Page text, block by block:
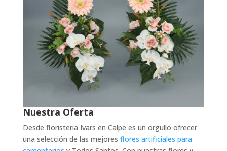
Nuestra Oferta
Desde floristeria Ivars en Calpe es un orgullo ofrecer
una selección de las mejores flores artificiales para